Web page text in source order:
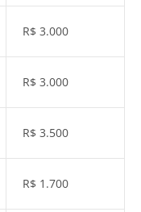
R$ 3.000
R$ 3.000
R$ 3.500
R$ 1.700